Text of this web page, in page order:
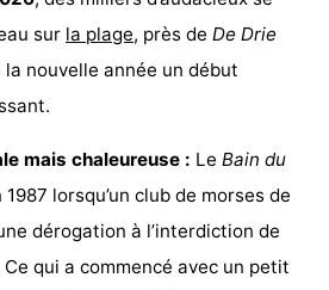
sur la plage, près de De Drie
la nouvelle année un début
mais chaleureuse : Le Bain du
lorsqu’un club de morses de
dérogation à l’interdiction de
qui a commencé avec un petit